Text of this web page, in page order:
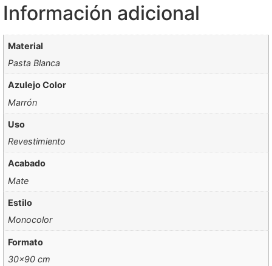
Información adicional
Material
Pasta Blanca
Azulejo Color
Marrón
Uso
Revestimiento
Acabado
Mate
Estilo
Monocolor
Formato
30×90 cm